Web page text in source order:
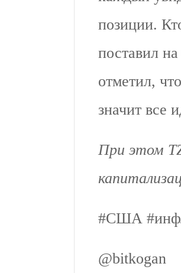
позиции.
поставил
отметил,
значит все
При этом
#США
@bitkogan